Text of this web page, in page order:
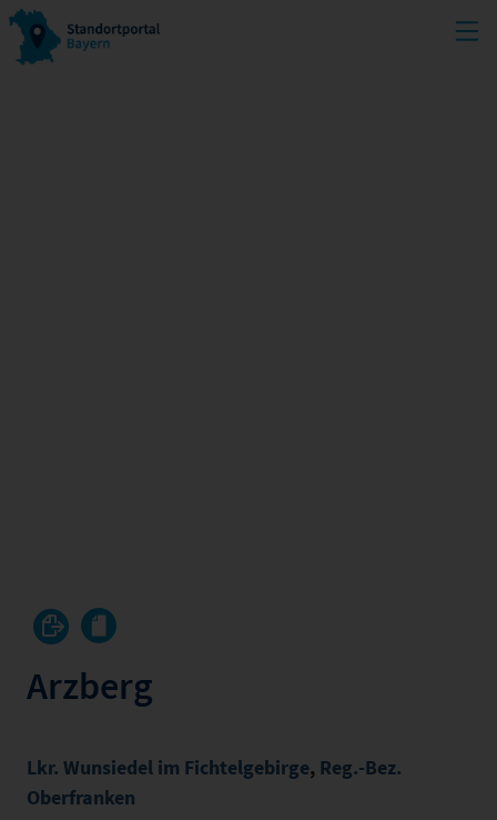
Arzberg
Lkr. Wunsiedel im Fichtelgebirge, Reg.-Bez.
Oberfranken